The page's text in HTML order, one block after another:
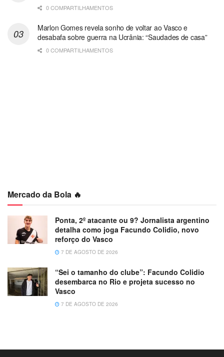
0 COMPARTILHAMENTOS
Marlon Gomes revela sonho de voltar ao Vasco e
desabafa sobre guerra na Ucrânia: “Saudades de casa”
0 COMPARTILHAMENTOS
Mercado da Bola 🔥
Ponta, 2º atacante ou 9? Jornalista argentino
detalha como joga Facundo Colidio, novo
reforço do Vasco
7 DE AGOSTO DE 2026
“Sei o tamanho do clube”: Facundo Colidio
desembarca no Rio e projeta sucesso no
Vasco
7 DE AGOSTO DE 2026